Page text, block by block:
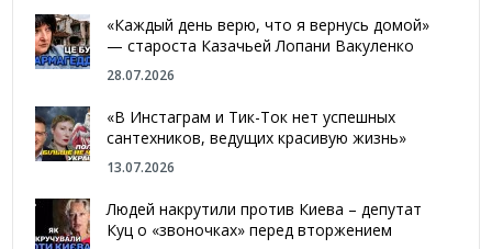
«Каждый день верю, что я вернусь домой»
— староста Казачьей Лопани Вакуленко
28.07.2026
«В Инстаграм и Тик-Ток нет успешных
сантехников, ведущих красивую жизнь»
13.07.2026
Людей накрутили против Киева – депутат
Куц о «звоночках» перед вторжением